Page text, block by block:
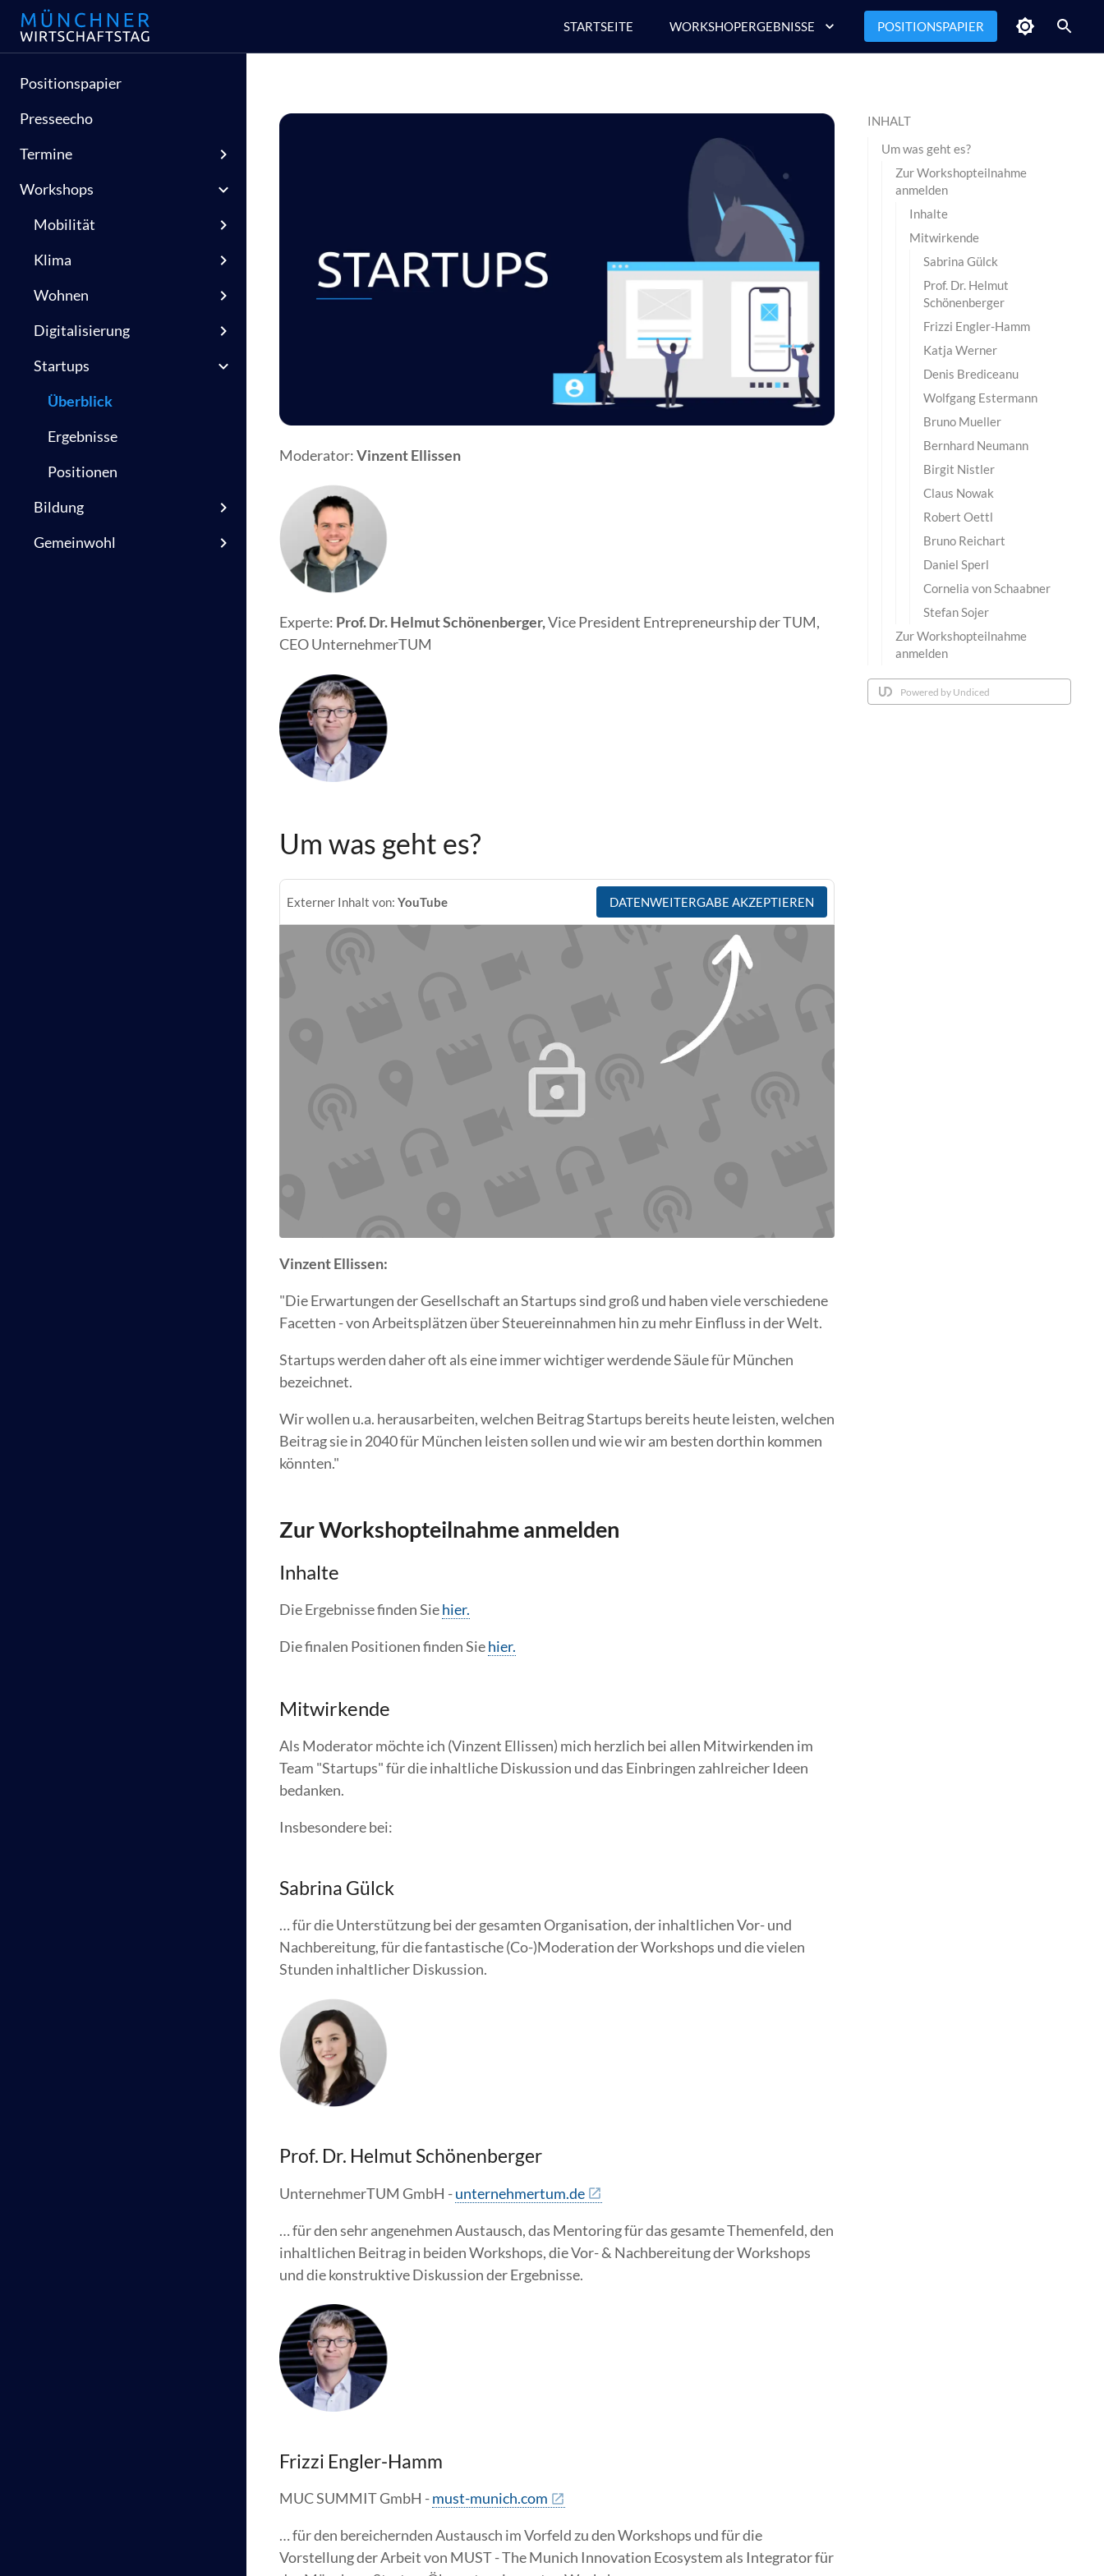
STARTSEITE WORKSHOPERGEBNISSE POSITIONSPAPIER
Positionspapier
Presseecho
Termine
Workshops
Mobilität
Klima
Wohnen
Digitalisierung
Startups
Überblick
Ergebnisse
Positionen
Bildung
Gemeinwohl
Moderator:Vinzent Ellissen
Experte: Prof. Dr. Helmut Schönenberger,Vice President Entrepreneurship der TUM,
CEO UnternehmerTUM
Um was geht es?
Externer Inhalt von: YouTube DATENWEITERGABE AKZEPTIEREN
Vinzent Ellissen:
"Die Erwartungen der Gesellschaft an Startups sind groß und haben viele verschiedene
Facetten - von Arbeitsplätzen über Steuereinnahmen hin zu mehr Einfluss in der Welt.
Startups werden daher oft als eine immer wichtiger werdende Säule für München
bezeichnet.
Wir wollen u.a. herausarbeiten, welchen Beitrag Startups bereits heute leisten, welchen
Beitrag sie in 2040 für München leisten sollen und wie wir am besten dorthin kommen
könnten."
Zur Workshopteilnahme anmelden
Inhalte
Die Ergebnisse finden Siehier.
Die finalen Positionen finden Siehier.
Mitwirkende
Als Moderator möchte ich (Vinzent Ellissen) mich herzlich bei allen Mitwirkenden im
Team "Startups" für die inhaltliche Diskussion und das Einbringen zahlreicher Ideen
bedanken.
Insbesondere bei:
Sabrina Gülck
… für die Unterstützung bei der gesamten Organisation, der inhaltlichen Vor- und
Nachbereitung, für die fantastische (Co-)Moderation der Workshops und die vielen
Stunden inhaltlicher Diskussion.
Prof. Dr. Helmut Schönenberger
UnternehmerTUM GmbH -unternehmertum.de
… für den sehr angenehmen Austausch, das Mentoring für das gesamte Themenfeld, den
inhaltlichen Beitrag in beiden Workshops, die Vor- & Nachbereitung der Workshops
und die konstruktive Diskussion der Ergebnisse.
Frizzi Engler-Hamm
MUC SUMMIT GmbH -must-munich.com
… für den bereichernden Austausch im Vorfeld zu den Workshops und für die
Vorstellung der Arbeit von MUST - The Munich Innovation Ecosystem als Integrator für
INHALT
Um was geht es?
Zur Workshopteilnahme
anmelden
Inhalte
Mitwirkende
Sabrina Gülck
Prof. Dr. Helmut
Schönenberger
Frizzi Engler-Hamm
Katja Werner
Denis Brediceanu
Wolfgang Estermann
Bruno Mueller
Bernhard Neumann
Birgit Nistler
Claus Nowak
Robert Oettl
Bruno Reichart
Daniel Sperl
Cornelia von Schaabner
Stefan Sojer
Zur Workshopteilnahme
anmelden
Powered by Undiced